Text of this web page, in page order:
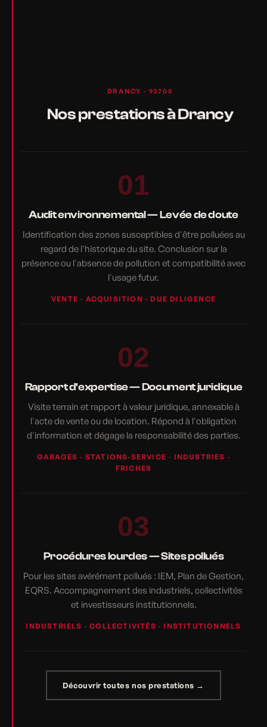
DRANCY · 93700
Nos prestations à Drancy
01
Audit environnemental — Levée de doute
Identification des zones susceptibles d'être polluées au
regard de l'historique du site. Conclusion sur la
présence ou l'absence de pollution et compatibilité avec
l'usage futur.
VENTE · ACQUISITION · DUE DILIGENCE
02
Rapport d'expertise — Document juridique
Visite terrain et rapport à valeur juridique, annexable à
l'acte de vente ou de location. Répond à l'obligation
d'information et dégage la responsabilité des parties.
GARAGES · STATIONS-SERVICE · INDUSTRIES ·
FRICHES
03
Procédures lourdes — Sites pollués
Pour les sites avérément pollués : IEM, Plan de Gestion,
EQRS. Accompagnement des industriels, collectivités
et investisseurs institutionnels.
INDUSTRIELS · COLLECTIVITÉS · INSTITUTIONNELS
Découvrir toutes nos prestations →